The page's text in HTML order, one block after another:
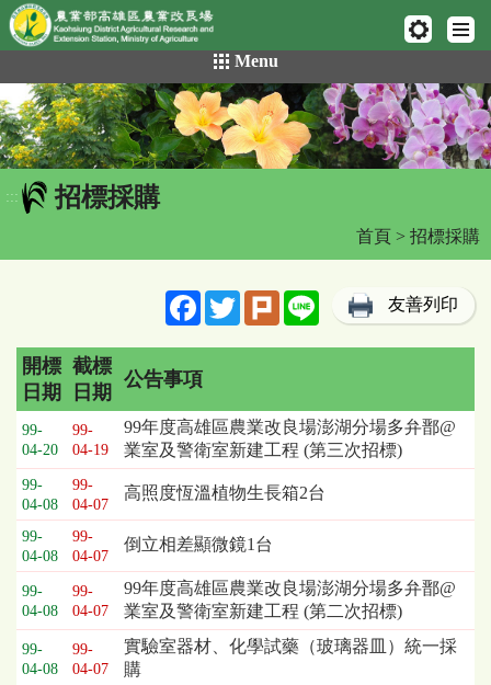
網頁置頂
到
主
要
內
容
區
Menu
::: 招標採購
首頁 > 招標採購
FacebookTwitterPlurk Line 友善列印
招
標
採
購
列
表，
欄
位
依
序
為：
開
開標
日期
截標
日期
公告事項
99-
04-20
99-
04-19
99年度高雄區農業改良場澎湖分場多弁鄑@
業室及警衛室新建工程 (第三次招標)
99-
04-08
99-
04-07
高照度恆溫植物生長箱2台
99-
04-08
99-
04-07
倒立相差顯微鏡1台
99-
04-08
99-
04-07
99年度高雄區農業改良場澎湖分場多弁鄑@
業室及警衛室新建工程 (第二次招標)
99-
04-08
99-
04-07
實驗室器材、化學試藥（玻璃器皿）統一採
購